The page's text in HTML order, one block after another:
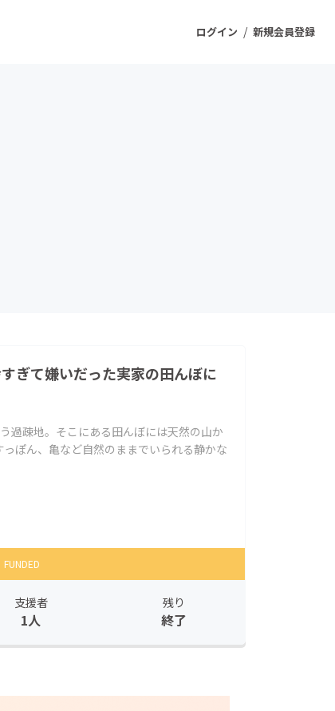
ログイン / 新規会員登録
ぎて嫌いだった実家の田んぼに
過疎地。そこにある田んぼには天然の山か
ぽん、亀など自然のままでいられる静かな
FUNDED
支援者
1人
残り
終了